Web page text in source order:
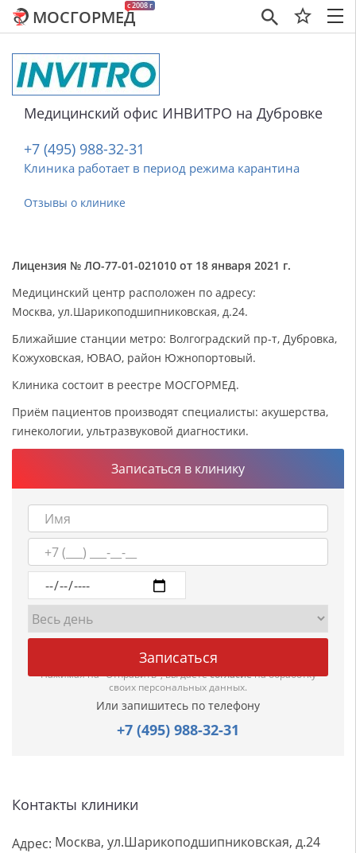
×
c 2008 г
МОСГОРМЕД
Медицинский офис ИНВИТРО на Дубровке
+7 (495) 988-32-31
Клиника работает в период режима карантина
Отзывы о клинике
Лицензия № ЛО-77-01-021010 от 18 января 2021 г.
Медицинский центр расположен по адресу:
Москва, ул.Шарикоподшипниковская, д.24.
Ближайшие станции метро: Волгоградский пр-т, Дубровка,
Кожуховская, ЮВАО, район Южнопортовый.
Клиника состоит в реестре МОСГОРМЕД.
Приём пациентов производят специалисты: акушерства,
гинекологии, ультразвуковой диагностики.
Записаться в клинику
Нажимая на "Отправить", вы даетесогласиена обработку
своих персональных данных.
Или запишитесь по телефону
+7 (495) 988-32-31
Контакты клиники
Адрес: Москва, ул.Шарикоподшипниковская, д.24